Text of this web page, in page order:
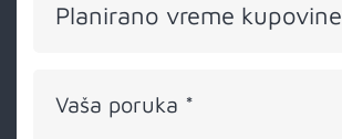
Planirano vreme kupovine
Vaša poruka *